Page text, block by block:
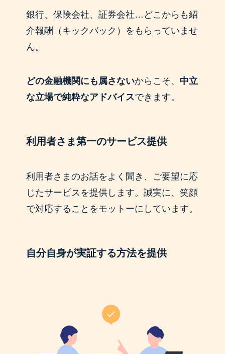
銀行、保険会社、証券会社…どこからも紹
介報酬（キックバック）をもらっていませ
ん。
どの金融機関にも属さないからこそ、 中立
な立場で純粋なアドバイスできます。
利用者さま第一のサービス提供
利用者さまのお話をよく聞き、ご要望に応
じたサービスを提供します。誠実に、笑顔
で対応することをモットーにしています。
自分自身が実証する方法を提供